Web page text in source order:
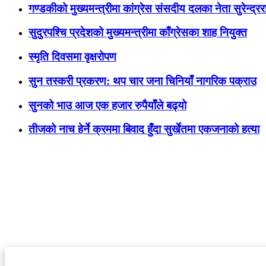
गण्डकीको मुख्यमन्त्रीमा कांग्रेस संसदीय दलका नेता
सुदुरपश्चि प्रदेशको मुख्यमन्त्रीमा काँग्रेसका शाह नियुक्त
स्मृति दिवसमा वृक्षरोपण
सुन तस्करी प्रकरण: थप चार जना चिनियाँ नागरिक पक्राउ
सुनको भाउ आज एक हजार रुपैयाँले बढ्यो
तीजको नाच हेर्ने क्रममा बिवाद हुँदा सुर्खेतमा एकजनाको हत्या